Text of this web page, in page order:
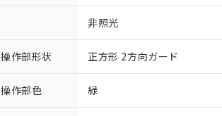
非照光
操作部形状 正方形 2方向ガード
操作部色 緑